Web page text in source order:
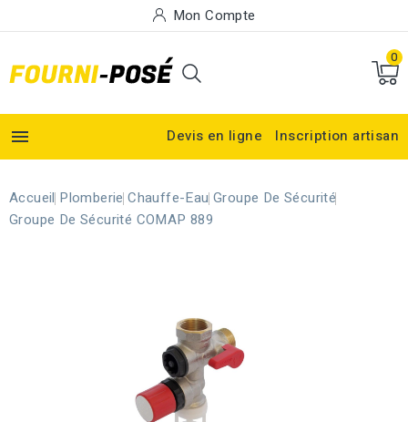
Mon Compte
0
 Devis en ligne Inscription artisan
Accueil Plomberie Chauffe-Eau Groupe De Sécurité
Groupe De Sécurité COMAP 889